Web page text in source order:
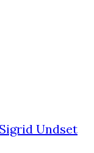
Undset